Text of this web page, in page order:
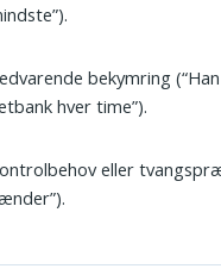
bekymring
hver time”).
eller